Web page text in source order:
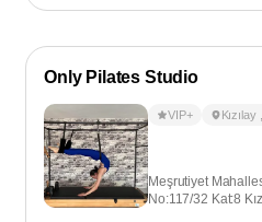
Only Pilates Studio
VIP+ Kızılay
Meşrutiyet
No:117/32 Kat:8